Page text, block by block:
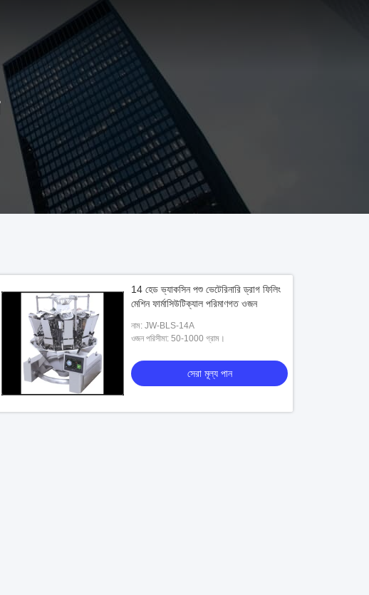
14 হেড ভ্যাকসিন পশু ভেটেরিনারি ড্রাগ ফিলিং
মেশিন ফার্মাসিউটিক্যাল পরিমাণগত ওজন
নাম: JW-BLS-14A
ওজন পরিসীমা: 50-1000 গ্রাম।
সেরা মূল্য পান